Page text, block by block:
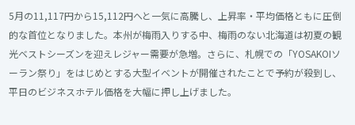
5月の11,117円から15,112円へと一気に高騰し、上昇率・平均価格ともに圧倒
的な首位となりました。本州が梅雨入りする中、梅雨のない北海道は初夏の観
光ベストシーズンを迎えレジャー需要が急増。さらに、札幌での「YOSAKOIソ
ーラン祭り」をはじめとする大型イベントが開催されたことで予約が殺到し、
平日のビジネスホテル価格を大幅に押し上げました。